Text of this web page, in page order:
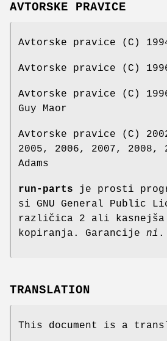
AVTORSKE PRAVICE
Avtorske pravice (C)
Avtorske pravice (C)
Avtorske pravice (C)
Guy Maor
Avtorske pravice (C)
2005, 2006, 2007, 2008,
Adams
run-parts je prosti
si GNU General Public
različica 2 ali kasnejša
kopiranja. Garancije ni .
TRANSLATION
This document is a